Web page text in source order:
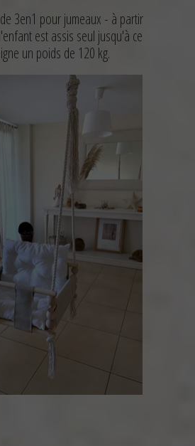
3en1 pour jumeaux - à partir
est assis seul jusqu'à ce
un poids de 120 kg.